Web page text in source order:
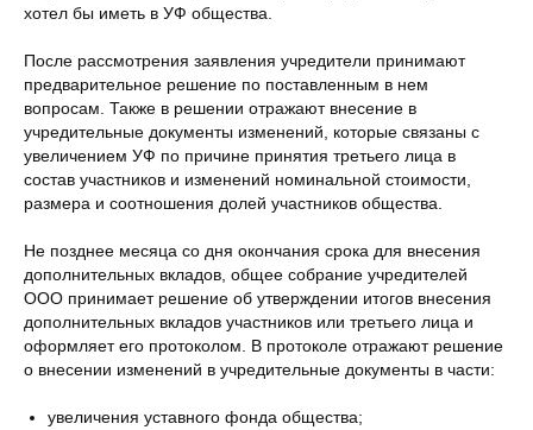
хотел бы иметь в УФ общества.
После рассмотрения заявления учредители принимают
предварительное решение по поставленным в нем
вопросам. Также в решении отражают внесение в
учредительные документы изменений, которые связаны с
увеличением УФ по причине принятия третьего лица в
состав участников и изменений номинальной стоимости,
размера и соотношения долей участников общества.
Не позднее месяца со дня окончания срока для внесения
дополнительных вкладов, общее собрание учредителей
ООО принимает решение об утверждении итогов внесения
дополнительных вкладов участников или третьего лица и
оформляет его протоколом. В протоколе отражают решение
о внесении изменений в учредительные документы в части:
увеличения уставного фонда общества;